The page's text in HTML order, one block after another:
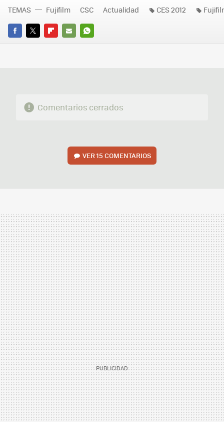
FACEBOOK
TWITTERFLIPBOARD
E-
WHATSAPP
TEMAS Fujifilm CSC Actualidad CES 2012
Comentarios cerrados
VER15 COMENTARIOS